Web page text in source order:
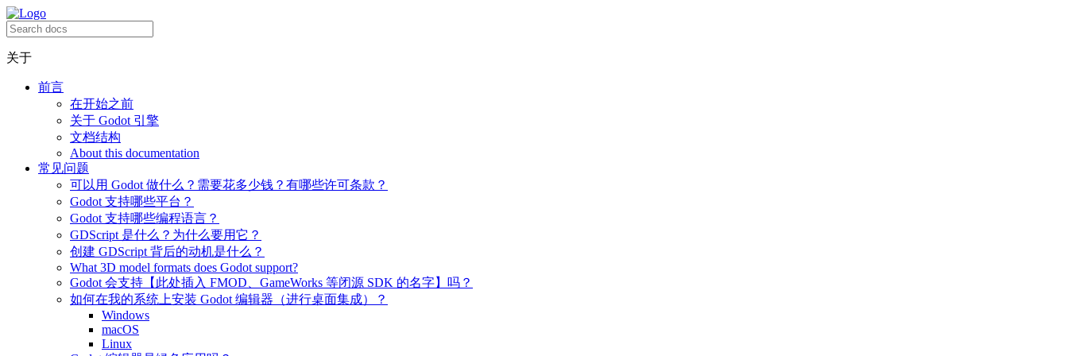
关于
前言
在开始之前
关于 Godot 引擎
文档结构
About this documentation
常见问题
可以用 Godot 做什么？需要花多少钱？有哪些许可条款？
Godot 支持哪些平台？
Godot 支持哪些编程语言？
GDScript 是什么？为什么要用它？
创建 GDScript 背后的动机是什么？
What 3D model formats does Godot support?
Godot 会支持【此处插入 FMOD、GameWorks 等闭源 SDK 的名字】吗？
如何在我的系统上安装 Godot 编辑器（进行桌面集成）？
Windows
macOS
Linux